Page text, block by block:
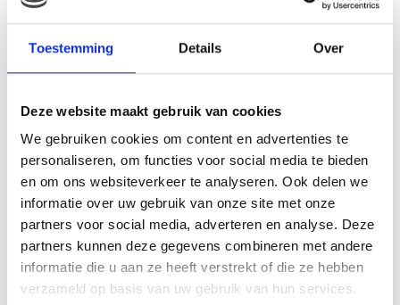
Toestemming Details Over
Deze website maakt gebruik van cookies
We gebruiken cookies om content en advertenties te
personaliseren, om functies voor social media te bieden
en om ons websiteverkeer te analyseren. Ook delen we
informatie over uw gebruik van onze site met onze
partners voor social media, adverteren en analyse. Deze
partners kunnen deze gegevens combineren met andere
informatie die u aan ze heeft verstrekt of die ze hebben
verzameld op basis van uw gebruik van hun services.